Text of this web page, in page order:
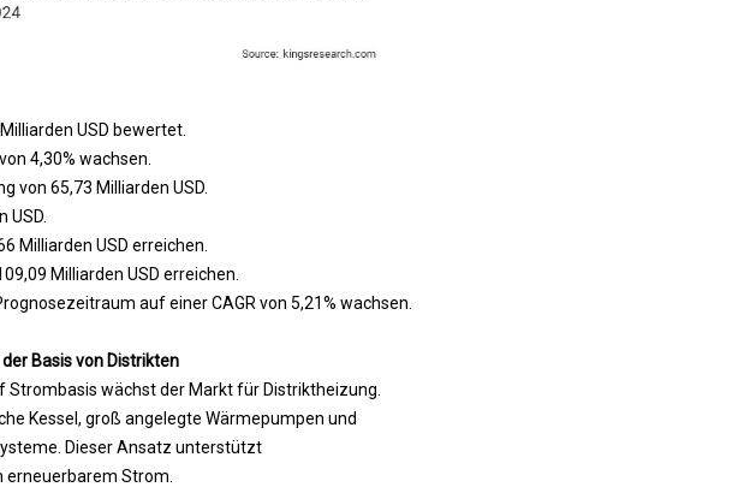
USD bewertet.
4,30% wachsen.
von 65,73 Milliarden USD.
USD.
Milliarden USD erreichen.
Milliarden USD erreichen.
auf einer CAGR von 5,21% wachsen.
Basis von Distrikten
wächst der Markt für Distriktheizung.
Kessel, groß angelegte Wärmepumpen und
Dieser Ansatz unterstützt
erneuerbarem Strom.